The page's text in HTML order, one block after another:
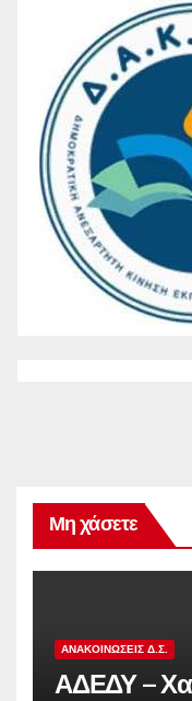
Μη χάσετε
ΑΝΑΚΟΙΝΏΣΕΙΣ Δ.Σ.
ΑΔΕΔΥ –